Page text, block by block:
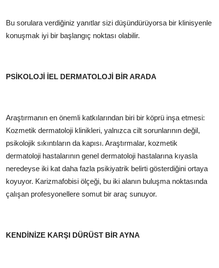
Bu sorulara verdiğiniz yanıtlar sizi düşündürüyorsa bir klinisyenle
konuşmak iyi bir başlangıç noktası olabilir.
PSİKOLOJİ İEL DERMATOLOJİ BİR ARADA
Araştırmanın en önemli katkılarından biri bir köprü inşa etmesi:
Kozmetik dermatoloji klinikleri, yalnızca cilt sorunlarının değil,
psikolojik sıkıntıların da kapısı. Araştırmalar, kozmetik
dermatoloji hastalarının genel dermatoloji hastalarına kıyasla
neredeyse iki kat daha fazla psikiyatrik belirti gösterdiğini ortaya
koyuyor. Karizmafobisi ölçeği, bu iki alanın buluşma noktasında
çalışan profesyonellere somut bir araç sunuyor.
KENDİNİZE KARŞI DÜRÜST BİR AYNA